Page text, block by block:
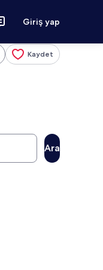
Giriş yap
Kaydet
Ara